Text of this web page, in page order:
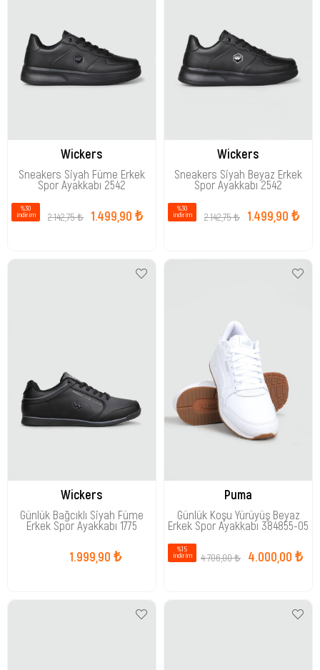
Wickers
Sneakers Siyah Füme Erkek
Spor Ayakkabı 2542
1.499,90 ₺
2.142,75 ₺
%30
i̇ndirim
Wickers
Sneakers Siyah Beyaz Erkek
Spor Ayakkabı 2542
1.499,90 ₺
2.142,75 ₺
%30
i̇ndirim
Wickers
Günlük Bağcıklı Siyah Füme
Erkek Spor Ayakkabı 1775
1.999,90 ₺
Puma
Günlük Koşu Yürüyüş Beyaz
Erkek Spor Ayakkabı 384855-05
4.000,00 ₺
4.706,00 ₺
%15
i̇ndirim